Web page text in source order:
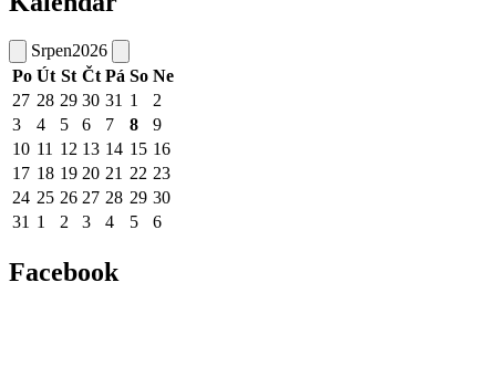
Srpen2026
Po Út St Čt Pá So Ne
27 28 29 30 31 1
2
3
4 5 6 7 8
9
10 11 12 13 14 15 16
17 18 19 20 21 22 23
24 25 26 27 28 29 30
31 1 2 3 4 5 6
Facebook